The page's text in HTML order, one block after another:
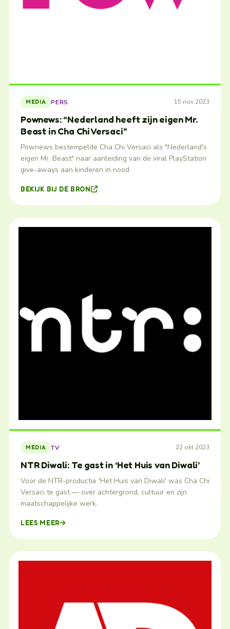
MEDIA PERS 15 nov 2023
Pownews: “Nederland heeft zijn eigen Mr.
Beast in Cha Chi Versaci”
Pownews bestempelde Cha Chi Versaci als "Nederland's
eigen Mr. Beast" naar aanleiding van de viral PlayStation
give-aways aan kinderen in nood.
BEKIJK BIJ DE BRON
MEDIA TV 22 okt 2023
NTR Diwali: Te gast in ‘Het Huis van Diwali’
Voor de NTR-productie 'Het Huis van Diwali' was Cha Chi
Versaci te gast — over achtergrond, cultuur en zijn
maatschappelijke werk.
LEES MEER